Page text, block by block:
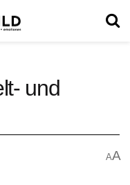
und
AA